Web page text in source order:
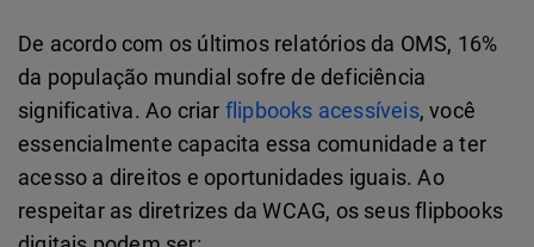
De acordo com os últimos relatórios da OMS, 16%
da população mundial sofre de deficiência
significativa. Ao criar flipbooks acessíveis, você
essencialmente capacita essa comunidade a ter
acesso a direitos e oportunidades iguais. Ao
respeitar as diretrizes da WCAG, os seus flipbooks